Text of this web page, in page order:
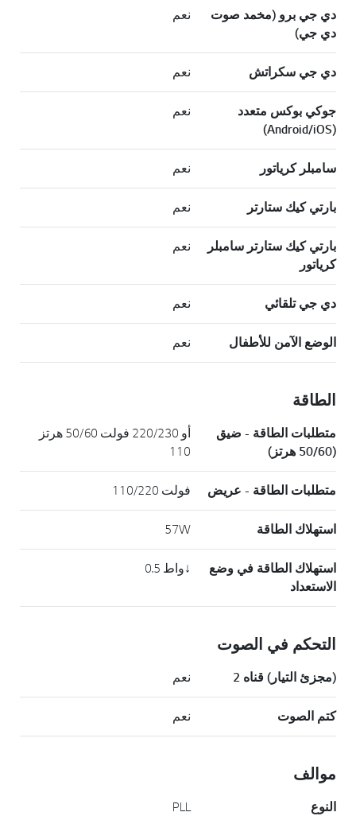
دي جي برو (مخمد صوت
دي جي)
نعم
دي جي سكراتش نعم
جوكي بوكس متعدد
(Android/iOS)
نعم
سامبلر كرياتور نعم
بارتي كيك ستارتر نعم
بارتي كيك ستارتر سامبلر
كرياتور
نعم
دي جي تلقائي نعم
الوضع الآمن للأطفال نعم
الطاقة
متطلبات الطاقة - ضيق
(50/60 هرتز)
أو 220/230 فولت 50/60 هرتز
110
متطلبات الطاقة - عريض فولت 110/220
استهلاك الطاقة 57W
استهلاك الطاقة في وضع
الاستعداد
↓واط 0.5
التحكم في الصوت
(مجزئ التيار) قناه 2 نعم
كتم الصوت نعم
موالف
النوع PLL